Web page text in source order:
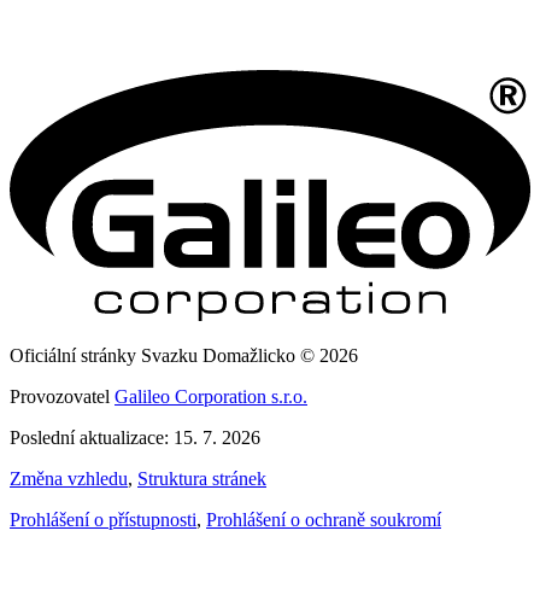
Oficiální stránky Svazku Domažlicko © 2026
Provozovatel Galileo Corporation s.r.o.
Poslední aktualizace: 15. 7. 2026
Změna vzhledu, Struktura stránek
Prohlášení o přístupnosti, Prohlášení o ochraně soukromí